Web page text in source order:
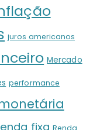
juros americanos
Mercado
performance